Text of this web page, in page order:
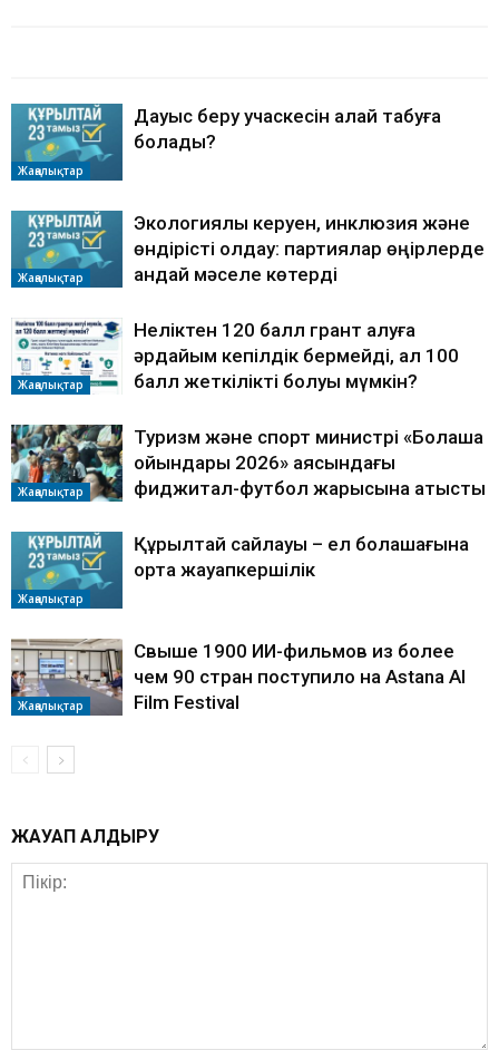
Жаңалықтар
Дауыс беру учаскесін қалай табуға
болады?
Жаңалықтар
Экологиялық керуен, инклюзия және
өндірісті қолдау: партиялар өңірлерде
қандай мәселе көтерді
Жаңалықтар
Неліктен 120 балл грант алуға
әрдайым кепілдік бермейді, ал 100
балл жеткілікті болуы мүмкін?
Жаңалықтар
Туризм және спорт министрі «Болашақ
ойындары 2026» аясындағы
фиджитал-футбол жарысына қатысты
Жаңалықтар
Құрылтай сайлауы – ел болашағына
ортақ жауапкершілік
Жаңалықтар
Свыше 1900 ИИ-фильмов из более
чем 90 стран поступило на Astana AI
Film Festival
ЖАУАП ҚАЛДЫРУ